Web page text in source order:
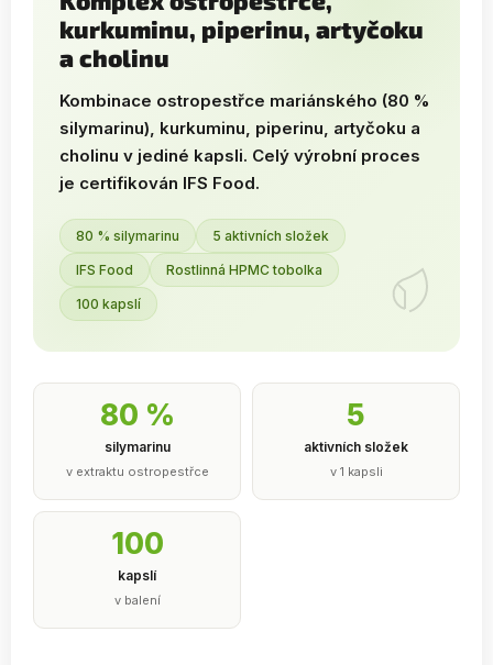
kurkuminu, piperinu, artyčoku
a cholinu
Kombinace ostropestřce mariánského (80 %
silymarinu), kurkuminu, piperinu, artyčoku a
cholinu v jediné kapsli. Celý výrobní proces
je certifikován IFS Food.
80 % silymarinu 5 aktivních složek
IFS Food Rostlinná HPMC tobolka
100 kapslí
80 %
silymarinu
v extraktu ostropestřce
5
aktivních složek
v 1 kapsli
100
kapslí
v balení